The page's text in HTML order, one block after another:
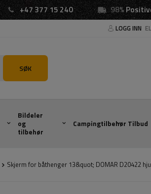
+47 377 15 240 98%
LOGG INN
SØK
Bildeler
og
tilbehør
Campingtilbehør Tilbud
Skjerm for båthenger 13&quot; DOMAR D20422